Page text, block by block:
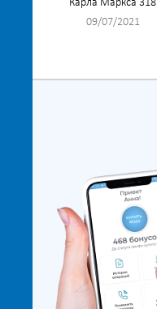
Карла Маркса 318
09/07/2021